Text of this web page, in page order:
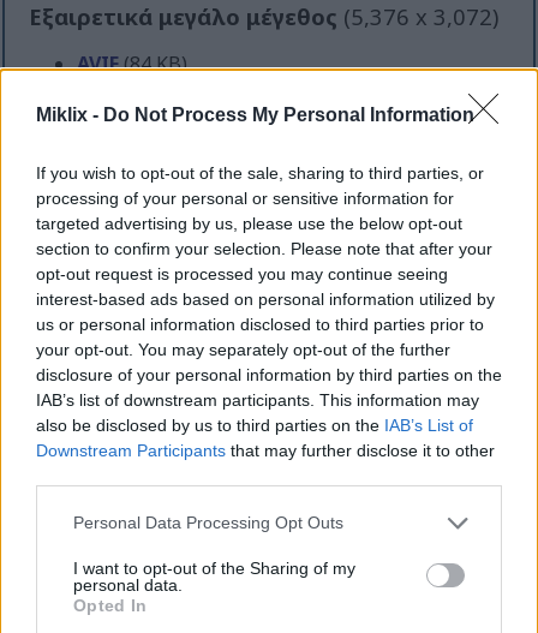
Miklix - Do Not Process My Personal Information
If you wish to opt-out of the sale, sharing to third parties, or
processing of your personal or sensitive information for
targeted advertising by us, please use the below opt-out
section to confirm your selection. Please note that after your
opt-out request is processed you may continue seeing
interest-based ads based on personal information utilized by
us or personal information disclosed to third parties prior to
your opt-out. You may separately opt-out of the further
disclosure of your personal information by third parties on the
IAB’s list of downstream participants. This information may
also be disclosed by us to third parties on the IAB’s List of
Downstream Participants that may further disclose it to other
Please note that this website/app uses one or more Google
not limited to your visit or usage behaviour. You may click to
grant or deny consent to Google and its third-party tags to
use your data for below specified purposes in below Google
Personal Data Processing Opt Outs
I want to opt-out of the Sharing of my
personal data.
Opted In
Εξαιρετικά μεγάλο μέγεθος (5,376 x 3,072)
AVIF(84 KB)
JPEG(1.1 MB)
Κωμικά μεγάλο μέγεθος(1,048,576 x
599,186)
Ακόμα ανεβάζω... ;-)
Περιγραφή εικόνας
Σε αυτή την εντυπωσιακή εικόνα, ένα μόνο ξυλάκι
κανέλας παρουσιάζεται με κομψή απλότητα, η
είναι σφιχτά δεμένο με μια λεπτή κλωστή,
το μπαχαρικό να γιορτάζεται όχι μόνο για τη
γεύση του αλλά και για τη συμβολική του σημασία.